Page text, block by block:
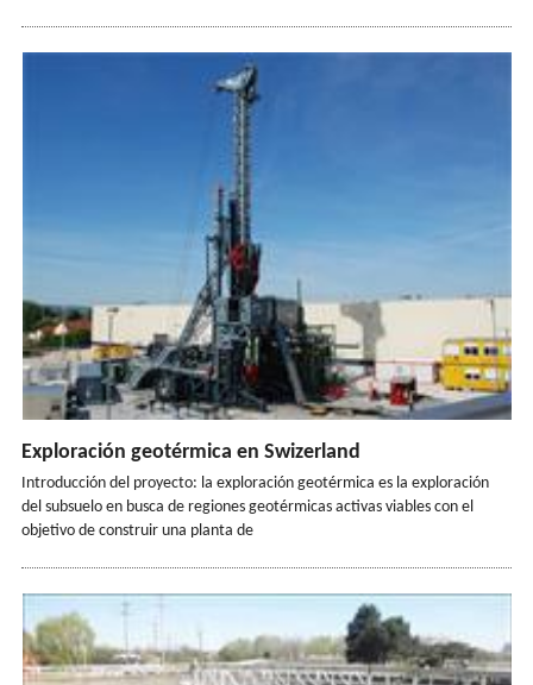
Exploración geotérmica en Swizerland
Introducción del proyecto: la exploración geotérmica es la exploración
del subsuelo en busca de regiones geotérmicas activas viables con el
objetivo de construir una planta de